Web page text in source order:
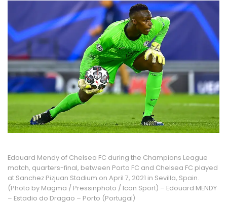
Edouard Mendy of Chelsea FC during the Champions League
match, quarters-final, between Porto FC and Chelsea FC played
at Sanchez Pizjuan Stadium on April 7, 2021 in Sevilla, Spain.
(Photo by Magma / Pressinphoto / Icon Sport) – Edouard MENDY
– Estadio do Dragao – Porto (Portugal)